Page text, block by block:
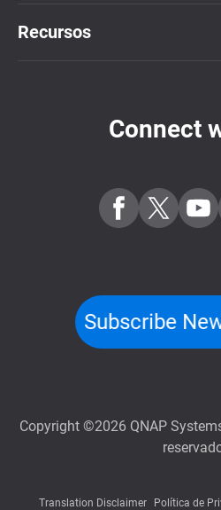
Recursos
Connect
Subscribe
Copyright ©2026 QNAP
Translation Disclaimer Política de